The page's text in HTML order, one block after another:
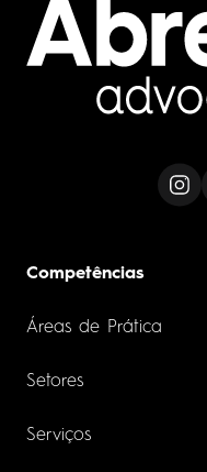
Competências
Áreas de Prática
Setores
Serviços